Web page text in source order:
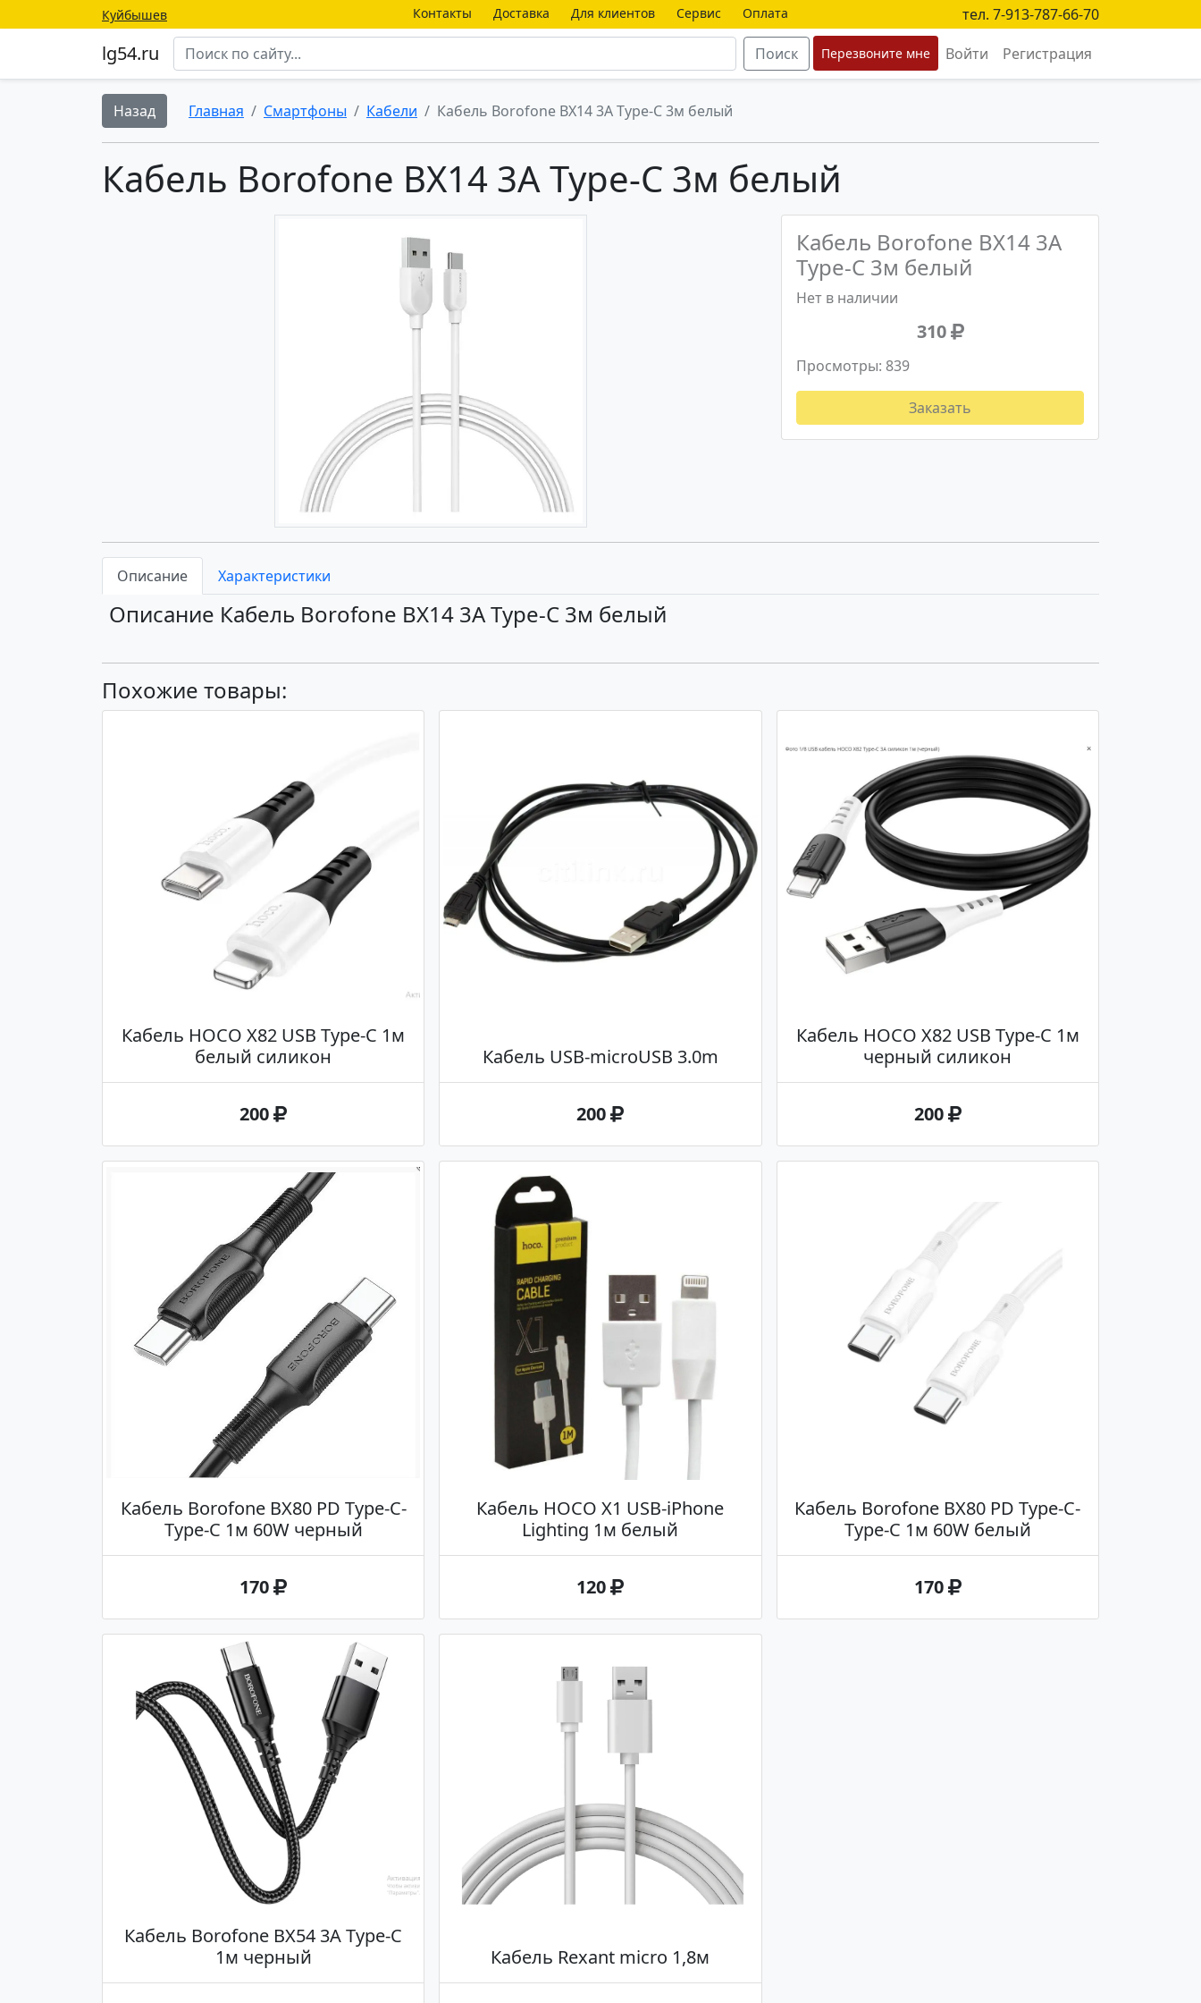
Куйбышев Контакты Доставка Для клиентов Сервис Оплата тел. 7-913-787-66-70
lg54.ru Поиск Перезвоните мне Войти Регистрация
Назад Главная Смартфоны Кабели Кабель Borofone BX14 3A Type-C 3м белый
Кабель Borofone BX14 3A Type-C 3м белый
Кабель Borofone BX14 3A
Type-C 3м белый
Нет в наличии
310
Просмотры: 839
Заказать
Описание Характеристики
Описание Кабель Borofone BX14 3A Type-C 3м белый
Похожие товары:
Кабель HOCO X82 USB Type-C 1м
белый силикон
200
Кабель USB-microUSB 3.0m
200
Кабель HOCO X82 USB Type-C 1м
черный силикон
200
Кабель Borofone BX80 PD Type-C-
Type-C 1м 60W черный
170
Кабель HOCO X1 USB-iPhone
Lighting 1м белый
120
Кабель Borofone BX80 PD Type-C-
Type-C 1м 60W белый
170
Кабель Borofone BX54 3A Type-C
1м черный
Кабель Rexant micro 1,8м